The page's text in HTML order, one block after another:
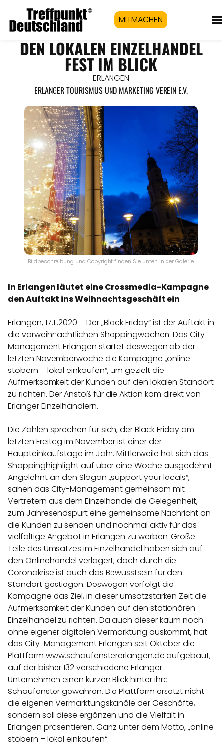
MITMACHEN
DEN LOKALEN EINZELHANDEL
FEST IM BLICK
ERLANGEN
ERLANGER TOURISMUS UND MARKETING VEREIN E.V.
Bildbeschreibung und Copyright finden Sie unten in der Galerie.
In Erlangen läutet eine Crossmedia-Kampagne
den Auftakt ins Weihnachtsgeschäft ein
Erlangen, 17.11.2020 – Der „Black Friday“ ist der Auftakt in
die vorweihnachtlichen Shoppingwochen. Das City-
Management Erlangen startet deswegen ab der
letzten Novemberwoche die Kampagne „online
stöbern – lokal einkaufen“, um gezielt die
Aufmerksamkeit der Kunden auf den lokalen Standort
zu richten. Der Anstoß für die Aktion kam direkt von
Erlanger Einzelhändlern.
Die Zahlen sprechen für sich, der Black Friday am
letzten Freitag im November ist einer der
Haupteinkaufstage im Jahr. Mittlerweile hat sich das
Shoppinghighlight auf über eine Woche ausgedehnt.
Angelehnt an den Slogan „support your locals“,
sahen das City-Management gemeinsam mit
Vertretern aus dem Einzelhandel die Gelegenheit,
zum Jahresendspurt eine gemeinsame Nachricht an
die Kunden zu senden und nochmal aktiv für das
vielfältige Angebot in Erlangen zu werben. Große
Teile des Umsatzes im Einzelhandel haben sich auf
den Onlinehandel verlagert, doch durch die
Coronakrise ist auch das Bewusstsein für den
Standort gestiegen. Deswegen verfolgt die
Kampagne das Ziel, in dieser umsatzstarken Zeit die
Aufmerksamkeit der Kunden auf den stationären
Einzelhandel zu richten. Da auch dieser kaum noch
ohne eigener digitalen Vermarktung auskommt, hat
das City-Management Erlangen seit Oktober die
Plattform www.schaufenstererlangen.de aufgebaut,
auf der bisher 132 verschiedene Erlanger
Unternehmen einen kurzen Blick hinter ihre
Schaufenster gewähren. Die Plattform ersetzt nicht
die eigenen Vermarktungskanäle der Geschäfte,
sondern soll diese ergänzen und die Vielfalt in
Erlangen präsentieren. Ganz unter dem Motto, „online
stöbern – lokal einkaufen“.